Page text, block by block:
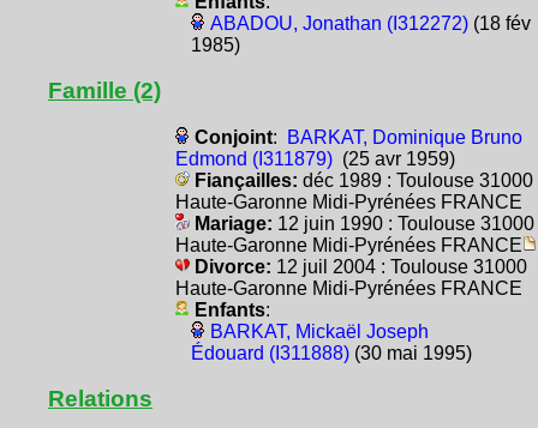
ABADOU, Jonathan (I312272)(18 fév
1985)
Famille (2)
Conjoint:
BARKAT, Dominique Bruno
Edmond (I311879)(25 avr 1959)
Fiançailles: déc 1989 : Toulouse 31000
Haute-Garonne Midi-Pyrénées FRANCE
Mariage: 12 juin 1990 : Toulouse 31000
Haute-Garonne Midi-Pyrénées FRANCE
Divorce: 12 juil 2004 : Toulouse 31000
Haute-Garonne Midi-Pyrénées FRANCE
Enfants:
BARKAT, Mickaël Joseph
Édouard (I311888)(30 mai 1995)
Relations